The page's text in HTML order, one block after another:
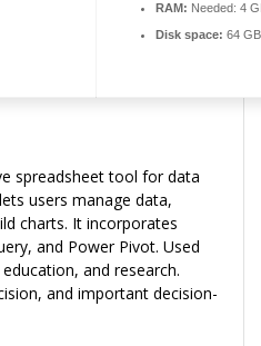
RAM: Needed: 4
Disk space: 64
spreadsheet tool for data
users manage data,
charts. It incorporates
and Power Pivot. Used
and research.
and important decision-